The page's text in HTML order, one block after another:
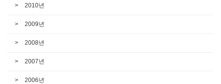
2010년
2009년
2008년
2007년
2006년